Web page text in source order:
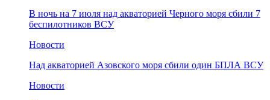
В ночь на 7 июля над акваторией Черного моря сбили 7
беспилотников ВСУ
Новости
Над акваторией Азовского моря сбили один БПЛА ВСУ
Новости